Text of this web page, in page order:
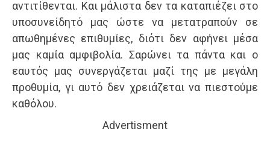
αντιτίθενται. Και μάλιστα δεν τα καταπιέζει στο
υποσυνείδητό μας ώστε να μετατραπούν σε
απωθημένες επιθυμίες, διότι δεν αφήνει μέσα
μας καμία αμφιβολία. Σαρώνει τα πάντα και ο
εαυτός μας συνεργάζεται μαζί της με μεγάλη
προθυμία, γι αυτό δεν χρειάζεται να πιεστούμε
καθόλου.
Advertisment